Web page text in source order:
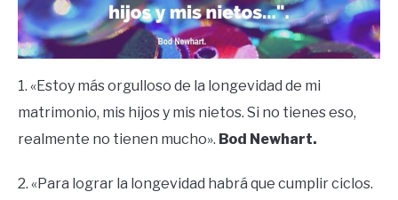
1. «Estoy más orgulloso de la longevidad de mi
matrimonio, mis hijos y mis nietos. Si no tienes eso,
realmente no tienen mucho». Bod Newhart.
2. «Para lograr la longevidad habrá que cumplir ciclos.